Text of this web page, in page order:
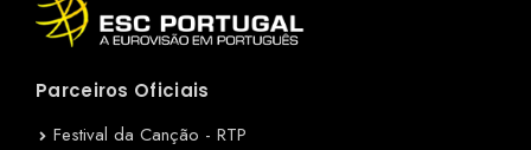
Parceiros Oficiais
Festival da Canção - RTP